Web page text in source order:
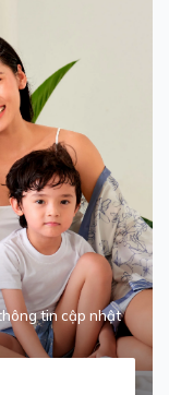
tin cập nhật